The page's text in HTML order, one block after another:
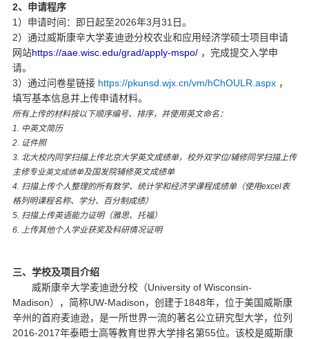
2、申请程序
1 ）申请时间：即日起至2026年3 月 31 日。
2）通过威斯康辛大学麦迪逊分校农业和应用经济学硕士项目申请
网站https://aae.wisc.edu/grad/apply-mspo/ ，完成提交入学申
请。
3）通过问卷星链接 https://pkunsd.wjx.cn/vm/hChOULR.aspx ，
填写基本信息并上传申请材料。
所有上传的材料按以下顺序编号、排序，并使用英文命名：
1. 中英文简历
2. 证件照
3. 北大校内同学扫描上传北京大学英文成绩单，校外双学位/辅修同学扫描上传
主修专业英文成绩单及国发院辅修英文成绩单
4. 扫描上传个人整理的所有数学、统计学和经济学课程成绩单（使用excel表
格列明课程名称、学分、百分制成绩）
5. 扫描上传英语能力证明（雅思、托福）
6.
上传其他个人学业获奖及科研情况证明
三、学校及项目介绍
威斯康辛大学麦迪逊分校（University of Wisconsin-
Madison），简称UW-Madison ，创建于1848年，位于美国威斯康
辛州的首府麦迪逊，是一所世界一流的著名公立研究型大学，位列
2016-2017年泰晤士高等教育世界大学排名第55位。该校是威斯康